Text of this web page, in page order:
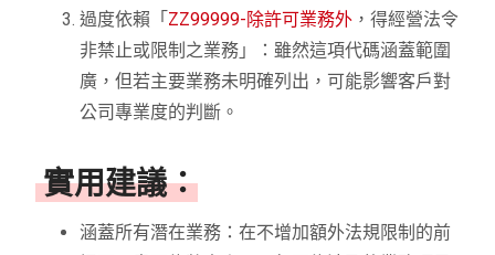
過度依賴「 ZZ99999-除許可業務外 ，得經營法令
非禁止或限制之業務」：雖然這項代碼涵蓋範圍
廣，但若主要業務未明確列出，可能影響客戶對
公司專業度的判斷。
實用建議：
涵蓋所有潛在業務：在不增加額外法規限制的前